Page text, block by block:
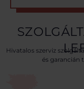
Hivatalos szerviz
és garancián